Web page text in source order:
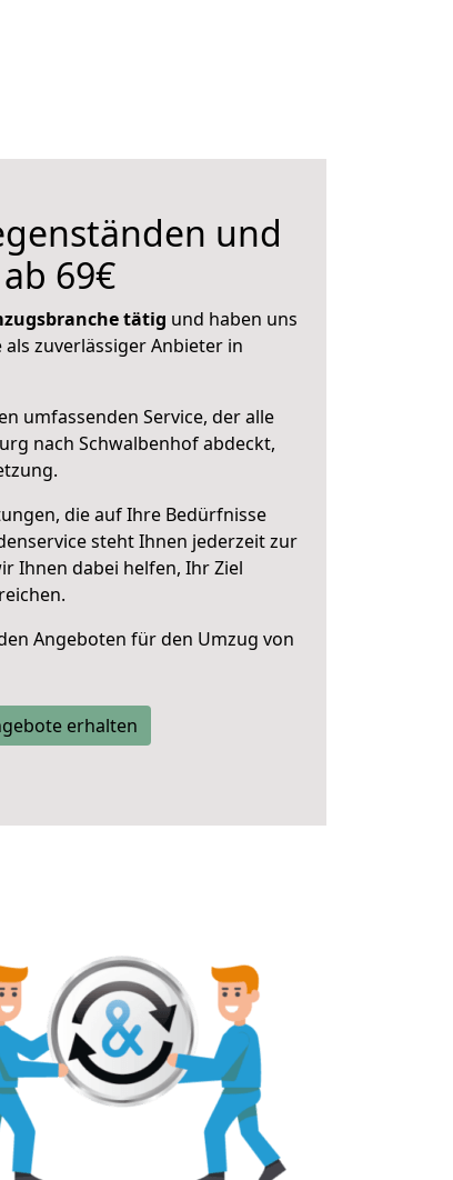
und
69€
tätig und haben uns
zuverlässiger Anbieter in
umfassenden Service, der alle
nach Schwalbenhof abdeckt,
die auf Ihre Bedürfnisse
steht Ihnen jederzeit zur
Ihnen dabei helfen, Ihr Ziel
Angeboten für den Umzug von
erhalten